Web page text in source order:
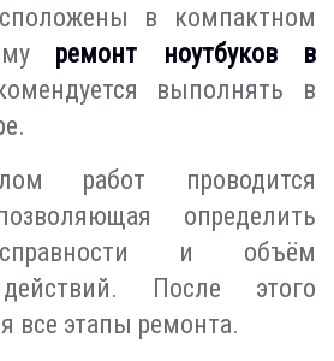
в компактном
ремонт ноутбуков в
выполнять в
работ проводится
определить
и объём
После этого
все этапы ремонта.